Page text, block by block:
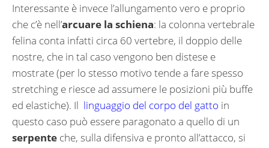
Interessante è invece l’allungamento vero e proprio
che c’è nell’arcuare la schiena: la colonna vertebrale
felina conta infatti circa 60 vertebre, il doppio delle
nostre, che in tal caso vengono ben distese e
mostrate (per lo stesso motivo tende a fare spesso
stretching e riesce ad assumere le posizioni più buffe
ed elastiche). Il linguaggio del corpo del gatto in
questo caso può essere paragonato a quello di un
serpente che, sulla difensiva e pronto all’attacco, si